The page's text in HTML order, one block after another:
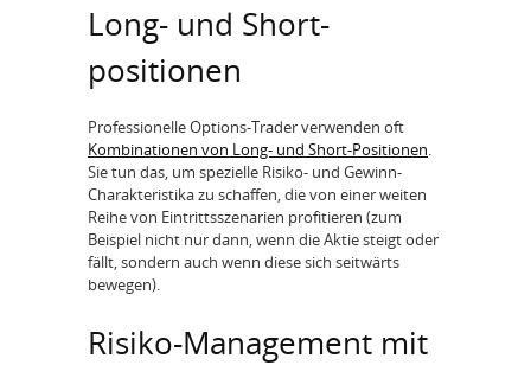
Long- und Short-
positionen
Professionelle Options-Trader verwenden oft
Kombinationen von Long- und Short-Positionen.
Sie tun das, um spezielle Risiko- und Gewinn-
Charakteristika zu schaffen, die von einer weiten
Reihe von Eintrittsszenarien profitieren (zum
Beispiel nicht nur dann, wenn die Aktie steigt oder
fällt, sondern auch wenn diese sich seitwärts
bewegen).
Risiko-Management mit